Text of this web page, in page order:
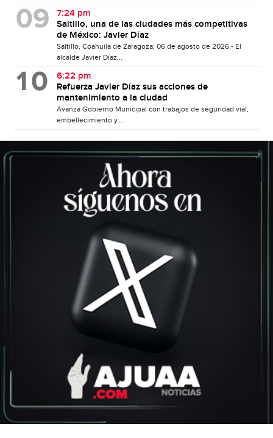
7:24 pm
Saltillo, una de las ciudades más competitivas
de México: Javier Díaz
Saltillo, Coahuila de Zaragoza; 06 de agosto de 2026.- El
alcalde Javier Díaz...
6:22 pm
Refuerza Javier Díaz sus acciones de
mantenimiento a la ciudad
Avanza Gobierno Municipal con trabajos de seguridad vial,
embellecimiento y...